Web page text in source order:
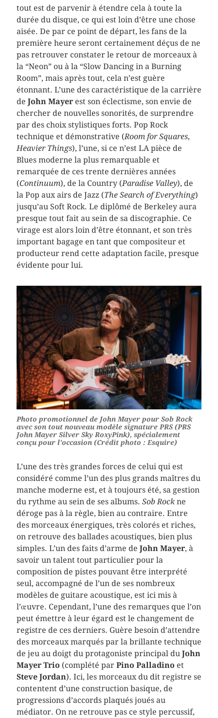
tout est de parvenir à étendre cela à toute la
durée du disque, ce qui est loin d’être une chose
aisée. De par ce point de départ, les fans de la
première heure seront certainement déçus de ne
pas retrouver constater le retour de morceaux à
la “Neon” ou à la “Slow Dancing in a Burning
Room”, mais après tout, cela n’est guère
étonnant. L’une des caractéristique de la carrière
de John Mayerest son éclectisme, son envie de
chercher de nouvelles sonorités, de surprendre
par des choix stylistiques forts. Pop Rock
technique et démonstrative (Room for Squares,
Heavier Things), l’une, si ce n’est LA pièce de
Blues moderne la plus remarquable et
remarquée de ces trente dernières années
(Continuum), de la Country (Paradise Valley), de
la Pop aux airs de Jazz (The Search of Everything)
jusqu’au Soft Rock. Le diplômé de Berkeley aura
presque tout fait au sein de sa discographie. Ce
virage est alors loin d’être étonnant, et son très
important bagage en tant que compositeur et
producteur rend cette adaptation facile, presque
évidente pour lui.
Photo promotionnel de John Mayer pour Sob Rock
avec son tout nouveau modèle signature PRS (PRS
John Mayer Silver Sky RoxyPink), spécialement
conçu pour l’occasion (Crédit photo : Esquire)
L’une des très grandes forces de celui qui est
considéré comme l’un des plus grands maîtres du
manche moderne est, et à toujours été, sa gestion
du rythme au sein de ses albums. Sob Rockne
déroge pas à la règle, bien au contraire. Entre
des morceaux énergiques, très colorés et riches,
on retrouve des ballades acoustiques, bien plus
simples. L’un des faits d’arme de John Mayer, à
savoir un talent tout particulier pour la
composition de pistes pouvant être interprété
seul, accompagné de l’un de ses nombreux
modèles de guitare acoustique, est ici mis à
l’œuvre. Cependant, l’une des remarques que l’on
peut émettre à leur égard est le changement de
registre de ces derniers. Guère besoin d’attendre
des morceaux marqués par la brillante technique
de jeu au doigt du protagoniste principal du John
Mayer Trio (complété par Pino Palladino et
Steve Jordan). Ici, les morceaux du dit registre se
contentent d’une construction basique, de
progressions d’accords plaqués joués au
médiator. On ne retrouve pas ce style percussif,